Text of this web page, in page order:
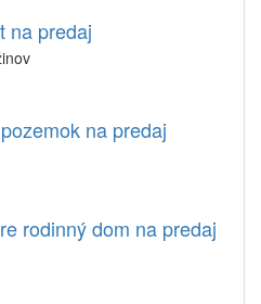
na predaj
na predaj
rodinný dom na predaj